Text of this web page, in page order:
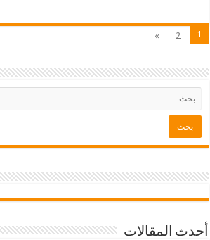
1
2
»
أحدث المقالات